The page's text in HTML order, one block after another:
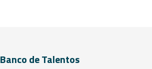
Banco de Talentos